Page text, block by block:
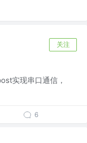
关注
实现串口通信，
6